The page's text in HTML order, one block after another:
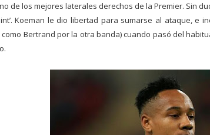
de los mejores laterales derechos de la Premier. Sin
Koeman le dio libertad para sumarse al ataque, e
Bertrand por la otra banda) cuando pasó del